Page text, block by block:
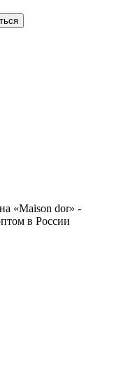
«Maison dor» -
в России